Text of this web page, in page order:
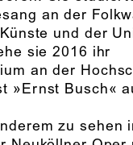
an der
und der
sie 2016 ihr
an der
»Ernst Busch«
zu sehen